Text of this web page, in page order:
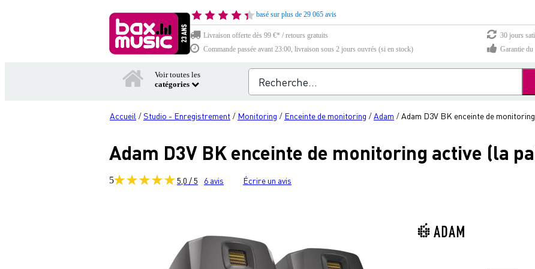
basé sur plus de 29 065 avis
Livraison offerte dès 99 €* / retours gratuits
30 jours
Commande passée avant 23:00, livraison sous 2 jours ouvrés (si en stock)
Garantie
Voir toutes les
catégories
Accueil /Studio - Enregistrement / Monitoring / Enceinte de monitoring /Adam /Adam D3V BK enceinte de
Adam D3V BK enceinte de monitoring active (la
5 5,0 / 5 6 avis Écrire un avis